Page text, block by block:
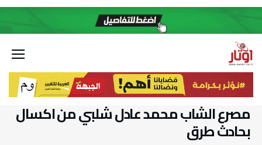
مصرع الشاب محمد عادل شلبي من اكسال
بحادث طرق